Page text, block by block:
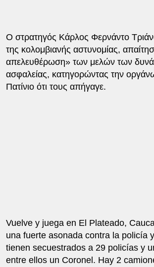
Ο στρατηγός Κάρλος Φερνάντο
της κολομβιανής αστυνομίας,
απελευθέρωση» των μελών των
ασφαλείας, κατηγορώντας την
Πατίνιο ότι τους απήγαγε.
Vuelve y juega en El Plateado,
una fuerte asonada contra la policía
tienen secuestrados a 29 policías y
entre ellos un Coronel. Hay 2